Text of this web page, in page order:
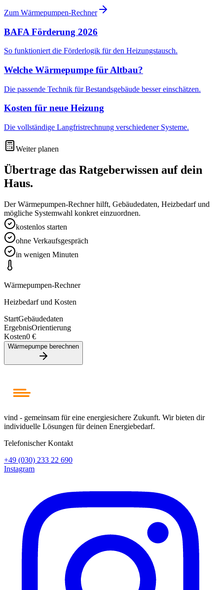
Zum Wärmepumpen-Rechner
BAFA Förderung 2026
So funktioniert die Förderlogik für den Heizungstausch.
Welche Wärmepumpe für Altbau?
Die passende Technik für Bestandsgebäude besser einschätzen.
Kosten für neue Heizung
Die vollständige Langfristrechnung verschiedener Systeme.
Weiter planen
Übertrage das Ratgeberwissen auf dein
Haus.
Der Wärmepumpen-Rechner hilft, Gebäudedaten, Heizbedarf und
mögliche Systemwahl konkret einzuordnen.
kostenlos starten
ohne Verkaufsgespräch
in wenigen Minuten
Wärmepumpen-Rechner
Heizbedarf und Kosten
StartGebäudedaten
ErgebnisOrientierung
Kosten0 €
Wärmepumpe berechnen
vind - gemeinsam für eine energiesichere Zukunft. Wir bieten dir
individuelle Lösungen für deinen Energiebedarf.
Telefonischer Kontakt
+49 (030) 233 22 690
Instagram